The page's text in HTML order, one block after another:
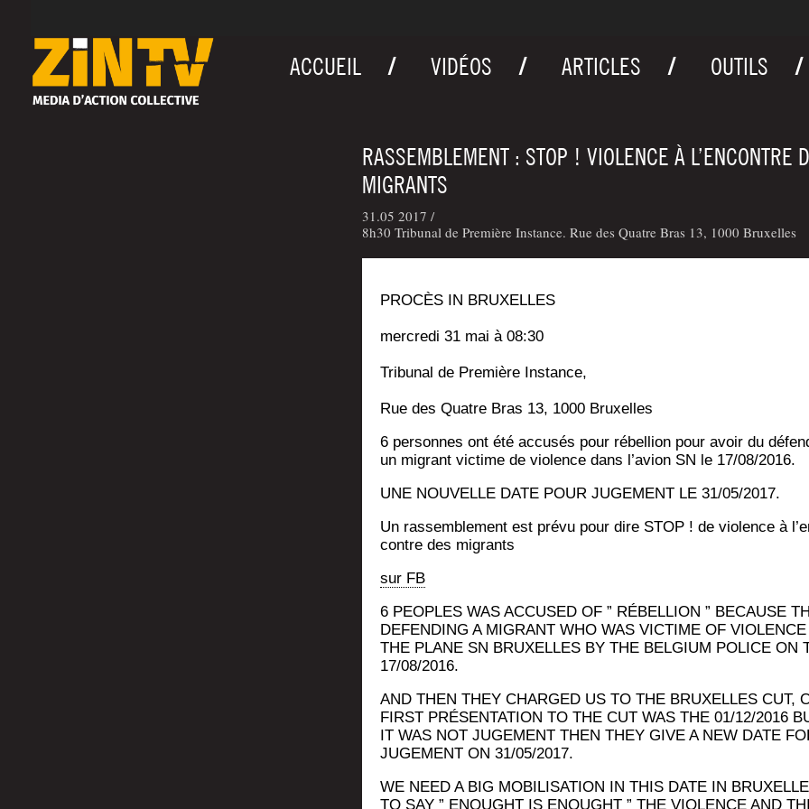
ACCUEIL VIDÉOS ARTICLES OUTILS
RASSEMBLEMENT : STOP ! VIOLENCE À L’ENCONTRE
MIGRANTS
31.05 2017 /
8h30 Tribunal de Première Instance. Rue des Quatre Bras 13, 1000 Bruxelles
PROCÈS IN BRUXELLES
mer­cre­di 31 mai à 08:30
Tri­bu­nal de Pre­mière Instance,
Rue des Quatre Bras 13, 1000 Bruxelles
6 per­sonnes ont été accu­sés pour rébel­lion pour avoir du
un migrant vic­time de vio­lence dans l’a­vion SN le 17/08/2016.
UNE NOUVELLE DATE POUR JUGEMENT LE 31/05/2017.
Un ras­sem­ble­ment est pré­vu pour dire STOP ! de vio­lence à
contre des migrants
sur FB
6 PEOPLES WAS ACCUSED OF ” RÉBELLION ” BECAUSE
DEFENDING A MIGRANT WHO WAS VICTIME OF VIOLENCE
THE PLANE SN BRUXELLES BY THE BELGIUM POLICE ON
17/08/2016.
AND THEN THEY CHARGED US TO THE BRUXELLES CUT,
FIRST PRÉSENTATION TO THE CUT WAS THE 01/12/2016
IT WAS NOT JUGEMENT THEN THEY GIVE A NEW DATE
JUGEMENT ON 31/05/2017.
WE NEED A BIG MOBILISATION IN THIS DATE IN
TO SAY ” ENOUGHT IS ENOUGHT ” THE VIOLENCE AND